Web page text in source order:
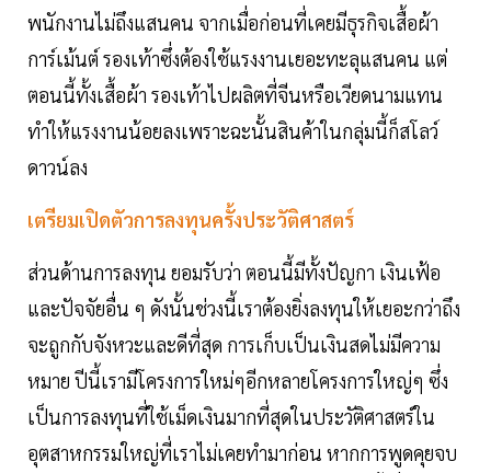
พนักงานไม่ถึงแสนคน จากเมื่อก่อนที่เคยมีธุรกิจเสื้อผ้า
การ์เม้นต์ รองเท้าซึ่งต้องใช้แรงงานเยอะทะลุแสนคน แต่
ตอนนี้ทั้งเสื้อผ้า รองเท้าไปผลิตที่จีนหรือเวียดนามแทน
ทำให้แรงงานน้อยลงเพราะฉะนั้นสินค้าในกลุ่มนี้ก็สโลว์
ดาวน์ลง
เตรียมเปิดตัวการลงทุนครั้งประวัติศาสตร์
ส่วนด้านการลงทุน ยอมรับว่า ตอนนี้มีทั้งปัญกา เงินเฟ้อ
และปัจจัยอื่น ๆ ดังนั้นช่วงนี้เราต้องยิ่งลงทุนให้เยอะกว่าถึง
จะถูกกับจังหวะและดีที่สุด การเก็บเป็นเงินสดไม่มีความ
หมาย ปีนี้เรามีโครงการใหม่ๆอีกหลายโครงการใหญ่ๆ ซึ่ง
เป็นการลงทุนที่ใช้เม็ดเงินมากที่สุดในประวัติศาสตร์ใน
อุตสาหกรรมใหญ่ที่เราไม่เคยทำมาก่อน หากการพูดคุยจบ